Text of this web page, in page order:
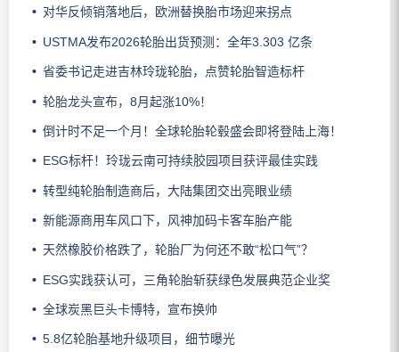
对华反倾销落地后，欧洲替换胎市场迎来拐点
USTMA发布2026轮胎出货预测：全年3.303 亿条
省委书记走进吉林玲珑轮胎，点赞轮胎智造标杆
轮胎龙头宣布，8月起涨10%！
倒计时不足一个月！全球轮胎轮毂盛会即将登陆上海！
ESG标杆！玲珑云南可持续胶园项目获评最佳实践
转型纯轮胎制造商后，大陆集团交出亮眼业绩
新能源商用车风口下，风神加码卡客车胎产能
天然橡胶价格跌了，轮胎厂为何还不敢“松口气”？
ESG实践获认可，三角轮胎斩获绿色发展典范企业奖
全球炭黑巨头卡博特，宣布换帅
5.8亿轮胎基地升级项目，细节曝光